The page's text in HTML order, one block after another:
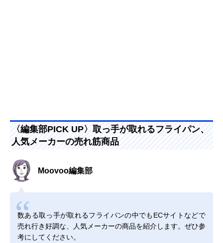
〈編集部PICK UP〉取っ手が取れるフライパン、
人気メーカーの売れ筋商品
Moovoo編集部
数ある取っ手が取れるフライパンの中でもECサイトなどで
売れ行き好調な、人気メーカーの商品を紹介します。ぜひ参
考にしてください。